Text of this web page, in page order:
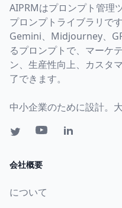
AIPRMはプロンプト管理
プロンプトライブラリで
Gemini、Midjourney、
るプロンプトで、マーケ
ン、生産性向上、カスタ
了できます。
中小企業のために設計。
会社概要
について